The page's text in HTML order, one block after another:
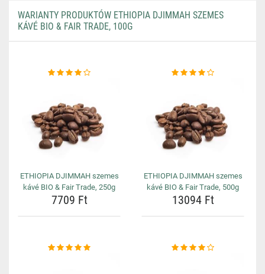
WARIANTY PRODUKTÓW ETHIOPIA DJIMMAH SZEMES
KÁVÉ BIO & FAIR TRADE, 100G
ETHIOPIA DJIMMAH szemes
kávé BIO & Fair Trade, 250g
7709 Ft
ETHIOPIA DJIMMAH szemes
kávé BIO & Fair Trade, 500g
13094 Ft